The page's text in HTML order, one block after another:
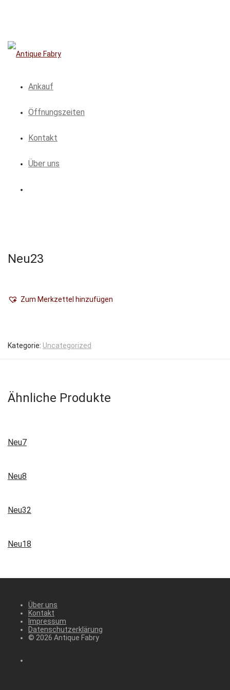
Ankauf
Öffnungszeiten
Kontakt
Über uns
Neu23
Zum Merkzettel hinzufügen
Kategorie: Uncategorized
Ähnliche Produkte
Neu7
Neu8
Neu32
Neu18
Über uns
Kontakt
Impressum
Datenschutzerklärung
© 2026 Antique Fabry